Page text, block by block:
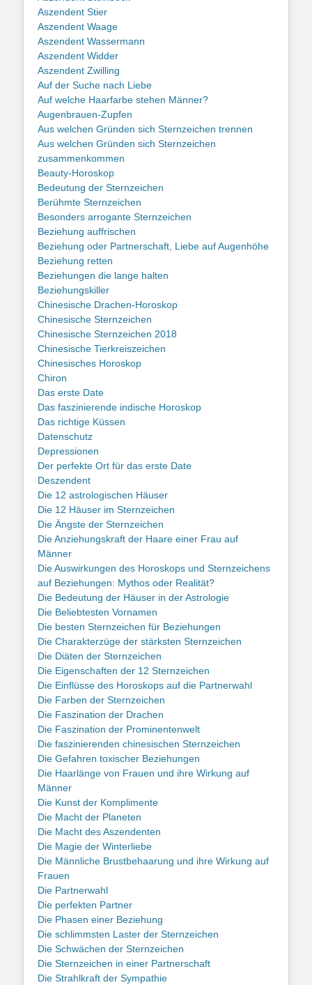
Aszendent Stier
Aszendent Waage
Aszendent Wassermann
Aszendent Widder
Aszendent Zwilling
Auf der Suche nach Liebe
Auf welche Haarfarbe stehen Männer?
Augenbrauen-Zupfen
Aus welchen Gründen sich Sternzeichen trennen
Aus welchen Gründen sich Sternzeichen
zusammenkommen
Beauty-Horoskop
Bedeutung der Sternzeichen
Berühmte Sternzeichen
Besonders arrogante Sternzeichen
Beziehung auffrischen
Beziehung oder Partnerschaft, Liebe auf Augenhöhe
Beziehung retten
Beziehungen die lange halten
Beziehungskiller
Chinesische Drachen-Horoskop
Chinesische Sternzeichen
Chinesische Sternzeichen 2018
Chinesische Tierkreiszeichen
Chinesisches Horoskop
Chiron
Das erste Date
Das faszinierende indische Horoskop
Das richtige Küssen
Datenschutz
Depressionen
Der perfekte Ort für das erste Date
Deszendent
Die 12 astrologischen Häuser
Die 12 Häuser im Sternzeichen
Die Ängste der Sternzeichen
Die Anziehungskraft der Haare einer Frau auf
Männer
Die Auswirkungen des Horoskops und Sternzeichens
auf Beziehungen: Mythos oder Realität?
Die Bedeutung der Häuser in der Astrologie
Die Beliebtesten Vornamen
Die besten Sternzeichen für Beziehungen
Die Charakterzüge der stärksten Sternzeichen
Die Diäten der Sternzeichen
Die Eigenschaften der 12 Sternzeichen
Die Einflüsse des Horoskops auf die Partnerwahl
Die Farben der Sternzeichen
Die Faszination der Drachen
Die Faszination der Prominentenwelt
Die faszinierenden chinesischen Sternzeichen
Die Gefahren toxischer Beziehungen
Die Haarlänge von Frauen und ihre Wirkung auf
Männer
Die Kunst der Komplimente
Die Macht der Planeten
Die Macht des Aszendenten
Die Magie der Winterliebe
Die Männliche Brustbehaarung und ihre Wirkung auf
Frauen
Die Partnerwahl
Die perfekten Partner
Die Phasen einer Beziehung
Die schlimmsten Laster der Sternzeichen
Die Schwächen der Sternzeichen
Die Sternzeichen in einer Partnerschaft
Die Strahlkraft der Sympathie